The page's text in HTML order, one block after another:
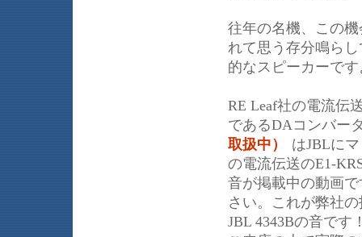
往年の名機、この
れて思う存分鳴ら
的なスピーカーです
RE Leaf社の電流伝
であるDAコンバー
取扱中）
はJBLに
の電流伝送のE1-
音が掲載中の動画
さい。これが弊社
JBL 4343Bの音です